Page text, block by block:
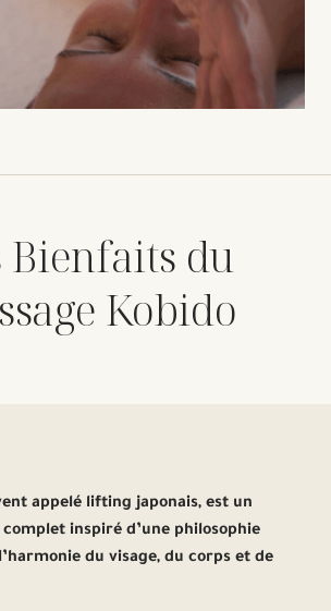
Bienfaits du
Kobido
appelé lifting japonais, est un
inspiré d’une philosophie
du visage, du corps et de